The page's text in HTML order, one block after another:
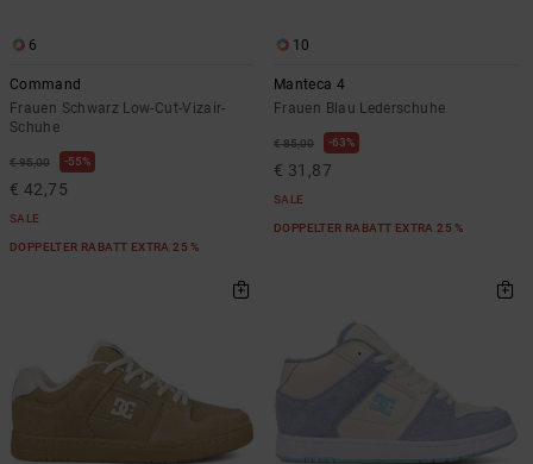
6
Command
Frauen Schwarz Low-Cut-Vizair-
Schuhe
€ 95,00 55%
€ 42,75
SALE
DOPPELTER RABATT EXTRA 25 %
10
Manteca 4
Frauen Blau Lederschuhe
€ 85,00 63%
€ 31,87
SALE
DOPPELTER RABATT EXTRA 25 %